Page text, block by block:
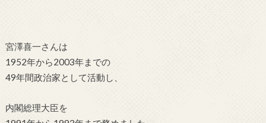
宮澤喜一さんは
1952年から2003年までの
49年間政治家として活動し、
内閣総理大臣を